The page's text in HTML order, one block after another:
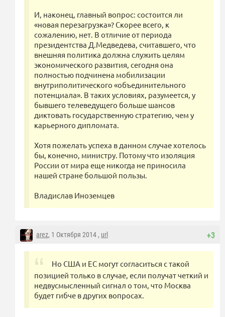
И, наконец, главный вопрос: состоится ли
«новая перезагрузка»? Скорее всего, к
сожалению, нет. В отличие от периода
президентства Д.Медведева, считавшего, что
внешняя политика должна служить целям
экономического развития, сегодня она
полностью подчинена мобилизации
внутриполитического «объединительного
потенциала». В таких условиях, разумеется, у
бывшего телеведущего больше шансов
диктовать государственную стратегию, чем у
карьерного дипломата.
Хотя пожелать успеха в данном случае хотелось
бы, конечно, министру. Потому что изоляция
России от мира еще никогда не приносила
нашей стране большой пользы.
Владислав Иноземцев
+3
arez, 1 Октября 2014 , url
Но США и ЕС могут согласиться с такой
позицией только в случае, если получат четкий и
недвусмысленный сигнал о том, что Москва
будет гибче в других вопросах.